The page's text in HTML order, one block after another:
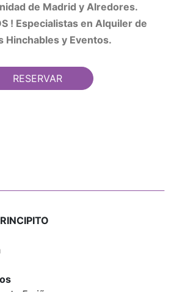
de Madrid y Alredores.
! Especialistas en Alquiler de
Hinchables y Eventos.
RESERVAR